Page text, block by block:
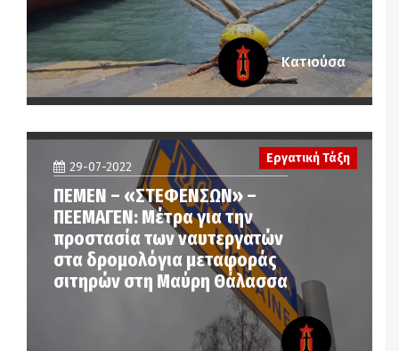
Κατιούσα
Εργατική Τάξη
29-07-2022
ΠΕΜΕΝ – «ΣΤΕΦΕΝΣΩΝ» –
ΠΕΕΜΑΓΕΝ: Μέτρα για την
προστασία των ναυτεργατών
στα δρομολόγια μεταφοράς
σιτηρών στη Μαύρη Θάλασσα